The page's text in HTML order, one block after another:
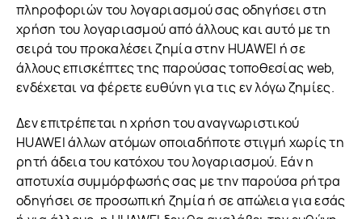
πληροφοριών του λογαριασμού σας οδηγήσει στη
χρήση του λογαριασμού από άλλους και αυτό με τη
σειρά του προκαλέσει ζημία στην HUAWEI ή σε
άλλους επισκέπτες της παρούσας τοποθεσίας web,
ενδέχεται να φέρετε ευθύνη για τις εν λόγω ζημίες.
Δεν επιτρέπεται η χρήση του αναγνωριστικού
HUAWEI άλλων ατόμων οποιαδήποτε στιγμή χωρίς τη
ρητή άδεια του κατόχου του λογαριασμού. Εάν η
αποτυχία συμμόρφωσής σας με την παρούσα ρήτρα
οδηγήσει σε προσωπική ζημία ή σε απώλεια για εσάς